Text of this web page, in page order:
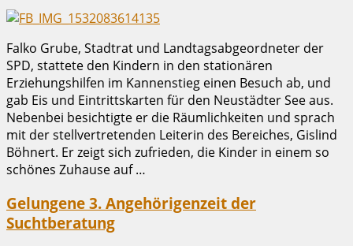
Falko Grube, Stadtrat und Landtagsabgeordneter der
SPD, stattete den Kindern in den stationären
Erziehungshilfen im Kannenstieg einen Besuch ab, und
gab Eis und Eintrittskarten für den Neustädter See aus.
Nebenbei besichtigte er die Räumlichkeiten und sprach
mit der stellvertretenden Leiterin des Bereiches, Gislind
Böhnert. Er zeigt sich zufrieden, die Kinder in einem so
schönes Zuhause auf …
Gelungene 3. Angehörigenzeit der
Suchtberatung